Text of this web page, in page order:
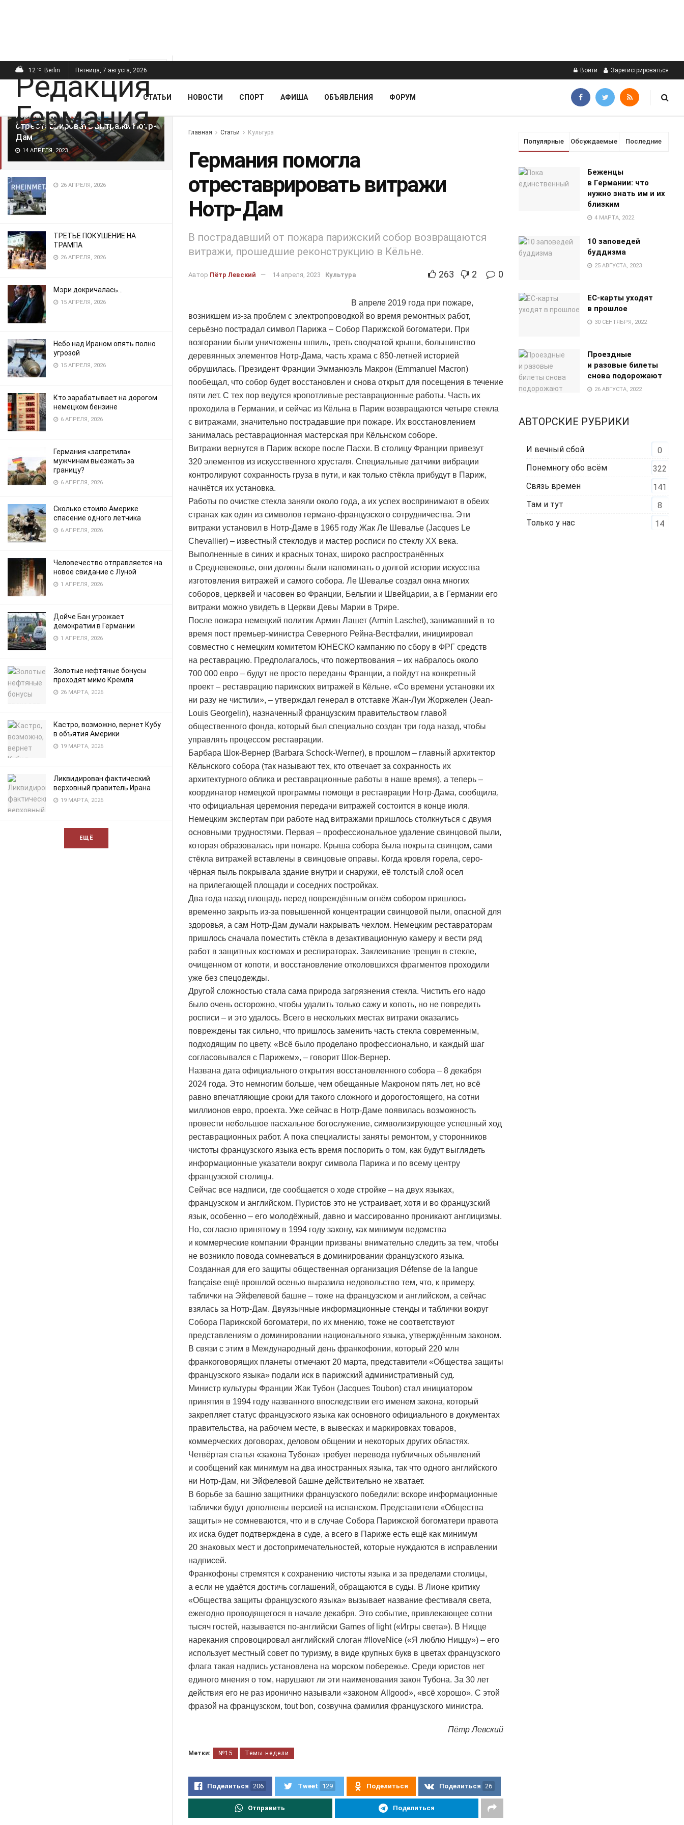
ПОСЛЕДНИЕ
Германия помогла
отреставрировать витражи Нотр-
Дам
14 АПРЕЛЯ, 2023
26 АПРЕЛЯ, 2026
ТРЕТЬЕ ПОКУШЕНИЕ НА
ТРАМПА
26 АПРЕЛЯ, 2026
Мэри докричалась…
15 АПРЕЛЯ, 2026
Небо над Ираном опять полно
угрозой
15 АПРЕЛЯ, 2026
Кто зарабатывает на дорогом
немецком бензине
6 АПРЕЛЯ, 2026
Германия «запретила»
мужчинам выезжать за
границу?
6 АПРЕЛЯ, 2026
Сколько стоило Америке
спасение одного летчика
6 АПРЕЛЯ, 2026
Человечество отправляется на
новое свидание с Луной
1 АПРЕЛЯ, 2026
Дойче Бан угрожает
демократии в Германии
1 АПРЕЛЯ, 2026
Золотые нефтяные бонусы
проходят мимо Кремля
26 МАРТА, 2026
Кастро, возможно, вернет Кубу
в объятия Америки
19 МАРТА, 2026
Ликвидирован фактический
верховный правитель Ирана
19 МАРТА, 2026
ЕЩЁ
12 °C Berlin Пятница, 7 августа, 2026 Войти Зарегистрироваться
СТАТЬИ НОВОСТИ СПОРТ АФИША ОБЪЯВЛЕНИЯ ФОРУМ
Главная Статьи Культура
Германия помогла
отреставрировать витражи
Нотр-Дам
В пострадавший от пожара парижский собор возвращаются
витражи, прошедшие реконструкцию в Кёльне.
Автор Пётр Левский 14 апреля, 2023 Культура 263 2 0
В апреле 2019 года при пожаре,
возникшем из-за проблем с электропроводкой во время ремонтных работ,
серьёзно пострадал символ Парижа – Собор Парижской богоматери. При
возгорании были уничтожены шпиль, треть сводчатой крыши, большинство
деревянных элементов Нотр-Дама, часть храма с 850-летней историей
обрушилась. Президент Франции Эмманюэль Макрон (Emmanuel Macron)
пообещал, что собор будет восстановлен и снова открыт для посещения в течение
пяти лет. С тех пор ведутся кропотливые реставрационные работы. Часть их
проходила в Германии, и сейчас из Кёльна в Париж возвращаются четыре стекла
с витражами, значительно пострадавшие при пожаре. Их восстановлением
занималась реставрационная мастерская при Кёльнском соборе.
Витражи вернутся в Париж вскоре после Пасхи. В столицу Франции привезут
320 элементов из искусственного хрусталя. Специальные датчики вибрации
контролируют сохранность груза в пути, и как только стёкла прибудут в Париж,
начнётся их установка.
Работы по очистке стекла заняли около года, а их успех воспринимают в обеих
странах как один из символов германо-французского сотрудничества. Эти
витражи установил в Нотр-Даме в 1965 году Жак Ле Шевалье (Jacques Le
Chevallier) – известный стеклодув и мастер росписи по стеклу ХХ века.
Выполненные в синих и красных тонах, широко распространённых
в Средневековье, они должны были напоминать о долгой истории искусства
изготовления витражей и самого собора. Ле Шевалье создал окна многих
соборов, церквей и часовен во Франции, Бельгии и Швейцарии, а в Германии его
витражи можно увидеть в Церкви Девы Марии в Трире.
После пожара немецкий политик Армин Лашет (Armin Laschet), занимавший в то
время пост премьер-министра Северного Рейна-Вестфалии, инициировал
совместно с немецким комитетом ЮНЕСКО кампанию по сбору в ФРГ средств
на реставрацию. Предполагалось, что пожертвования – их набралось около
700 000 евро – будут не просто переданы Франции, а пойдут на конкретный
проект – реставрацию парижских витражей в Кёльне. «Со времени установки их
ни разу не чистили», – утверждал генерал в отставке Жан-Луи Жоржелeн (Jean-
Louis Georgelin), назначенный французским правительством главой
общественного фонда, который был специально создан три года назад, чтобы
управлять процессом реставрации.
Барбара Шок-Вернер (Barbara Schock-Werner), в прошлом – главный архитектор
Кёльнского собора (так называют тех, кто отвечает за сохранность их
архитектурного облика и реставрационные работы в наше время), а теперь –
координатор немецкой программы помощи в реставрации Нотр-Дама, сообщила,
что официальная церемония передачи витражей состоится в конце июля.
Немецким экспертам при работе над витражами пришлось столкнуться с двумя
основными трудностями. Первая – профессиональное удаление свинцовой пыли,
которая образовалась при пожаре. Крыша собора была покрыта свинцом, сами
стёкла витражей вставлены в свинцовые оправы. Когда кровля горела, серо-
чёрная пыль покрывала здание внутри и снаружи, её толстый слой осел
на прилегающей площади и соседних постройках.
Два года назад площадь перед повреждённым огнём собором пришлось
временно закрыть из-за повышенной концентрации свинцовой пыли, опасной для
здоровья, а сам Нотр-Дам думали накрывать чехлом. Немецким реставраторам
пришлось сначала поместить стёкла в дезактивационную камеру и вести ряд
работ в защитных костюмах и респираторах. Заклеивание трещин в стекле,
очищенном от копоти, и восстановление отколовшихся фрагментов проходили
уже без спецодежды.
Другой сложностью стала сама природа загрязнения стекла. Чистить его надо
было очень осторожно, чтобы удалить только сажу и копоть, но не повредить
росписи – и это удалось. Всего в нескольких местах витражи оказались
повреждены так сильно, что пришлось заменить часть стекла современным,
подходящим по цвету. «Всё было проделано профессионально, и каждый шаг
согласовывался с Парижем», – говорит Шок-Вернер.
Названа дата официального открытия восстановленного собора – 8 декабря
2024 года. Это немногим больше, чем обещанные Макроном пять лет, но всё
равно впечатляющие сроки для такого сложного и дорогостоящего, на сотни
миллионов евро, проекта. Уже сейчас в Нотр-Даме появилась возможность
провести небольшое пасхальное богослужение, символизирующее успешный ход
реставрационных работ. А пока специалисты заняты ремонтом, у сторонников
чистоты французского языка есть время поспорить о том, как будут выглядеть
информационные указатели вокруг символа Парижа и по всему центру
французской столицы.
Сейчас все надписи, где сообщается о ходе стройке – на двух языках,
французском и английском. Пуристов это не устраивает, хотя и во французский
язык, особенно – его молодёжный, давно и массированно проникают англицизмы.
Но, согласно принятому в 1994 году закону, как минимум ведомства
и коммерческие компании Франции призваны внимательно следить за тем, чтобы
не возникло повода сомневаться в доминировании французского языка.
Созданная для его защиты общественная организация Défense de la langue
française ещё прошлой осенью выразила недовольство тем, что, к примеру,
таблички на Эйфелевой башне – тоже на французском и английском, а сейчас
взялась за Нотр-Дам. Двуязычные информационные стенды и таблички вокруг
Собора Парижской богоматери, по их мнению, тоже не соответствуют
представлениям о доминировании национального языка, утверждённым законом.
В связи с этим в Международный день франкофонии, который 220 млн
франкоговорящих планеты отмечают 20 марта, представители «Общества защиты
французского языка» подали иск в парижский административный суд.
Министр культуры Франции Жак Тубон (Jacques Toubon) стал инициатором
принятия в 1994 году названного впоследствии его именем закона, который
закрепляет статус французского языка как основного официального в документах
правительства, на рабочем месте, в вывесках и маркировках товаров,
коммерческих договорах, деловом общении и некоторых других областях.
Четвёртая статья «закона Тубона» требует перевода публичных объявлений
и сообщений как минимум на два иностранных языка, так что одного английского
ни Нотр-Дам, ни Эйфелевой башне действительно не хватает.
В борьбе за башню защитники французского победили: вскоре информационные
таблички будут дополнены версией на испанском. Представители «Общества
защиты» не сомневаются, что и в случае Собора Парижской богоматери правота
их иска будет подтверждена в суде, а всего в Париже есть ещё как минимум
20 знаковых мест и достопримечательностей, которые нуждаются в исправлении
надписей.
Франкофоны стремятся к сохранению чистоты языка и за пределами столицы,
а если не удаётся достичь соглашений, обращаются в суды. В Лионе критику
«Общества защиты французского языка» вызывает название фестиваля света,
ежегодно проводящегося в начале декабря. Это событие, привлекающее сотни
тысяч гостей, называется по-английски Games of light («Игры света»). В Ницце
нарекания спровоцировал английский слоган #IloveNice («Я люблю Ниццу») – его
использует местный совет по туризму, в виде крупных букв в цветах французского
флага такая надпись установлена на морском побережье. Среди юристов нет
единого мнения о том, нарушают ли эти наименования закон Тубона. За 30 лет
действия его не раз иронично называли «законом Allgood», «всё хорошо». С этой
фразой на французском, tout bon, созвучна фамилия французского министра.
Пётр Левский
Метки: №15 Темы недели
Поделиться 206 Tweet 129 Поделиться Поделиться 26
Отправить Поделиться
Популярные Обсуждаемые Последние
Беженцы
в Германии: что
нужно знать им и их
близким
4 МАРТА, 2022
10 заповедей
буддизма
25 АВГУСТА, 2023
EC-карты уходят
в прошлое
30 СЕНТЯБРЯ, 2022
Проездные
и разовые билеты
снова подорожают
26 АВГУСТА, 2022
АВТОРСКИЕ РУБРИКИ
И вечный сбой
0
Понемногу обо всём
322
Связь времен
141
Там и тут
8
Только у нас
14